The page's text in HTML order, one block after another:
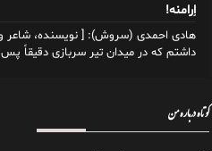
اِرامنه!
داشتم که در میدان تیر سربازی دقیقاً پس
کوتاه درباره من